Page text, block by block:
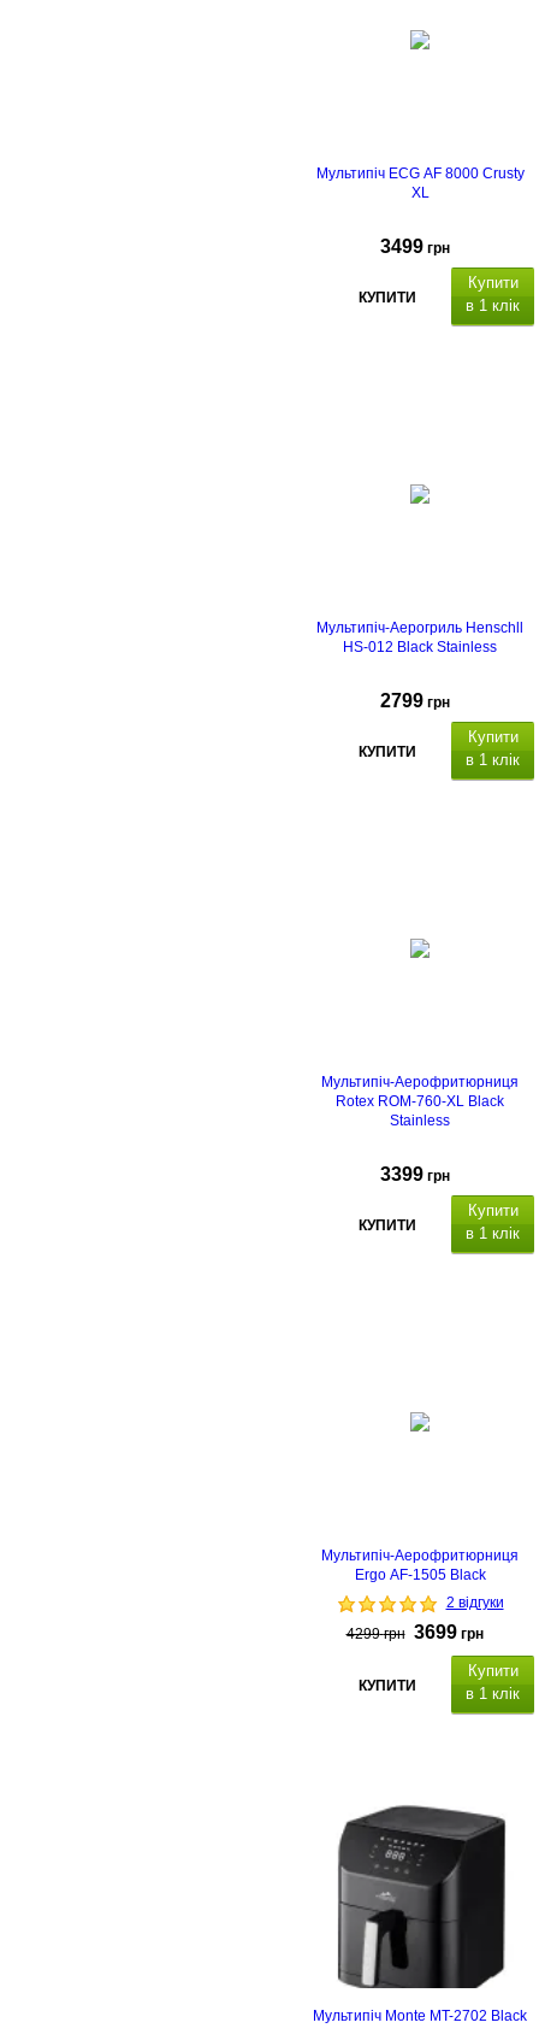
Мультипіч ECG AF 8000 Crusty
XL
3499 грн
КУПИТИ
Купити
в 1 клік
Мультипіч-Аерогриль Henschll
HS-012 Black Stainless
2799 грн
КУПИТИ
Купити
в 1 клік
Мультипіч-Аерофритюрниця
Rotex ROM-760-XL Black
Stainless
3399 грн
КУПИТИ
Купити
в 1 клік
Мультипіч-Аерофритюрниця
Ergo AF-1505 Black
2 відгуки
4299 грн 3699 грн
КУПИТИ
Купити
в 1 клік
Гарантійний термін 24
місяці
Мультипіч Monte MT-2702 Black